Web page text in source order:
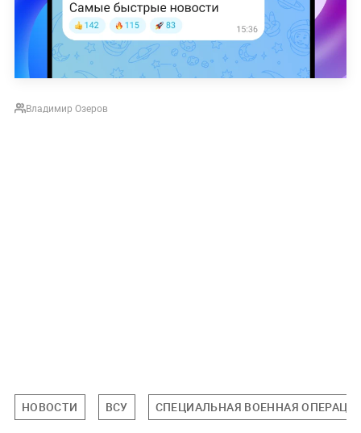
Владимир Озеров
НОВОСТИ ВСУ СПЕЦИАЛЬНАЯ ВОЕННАЯ